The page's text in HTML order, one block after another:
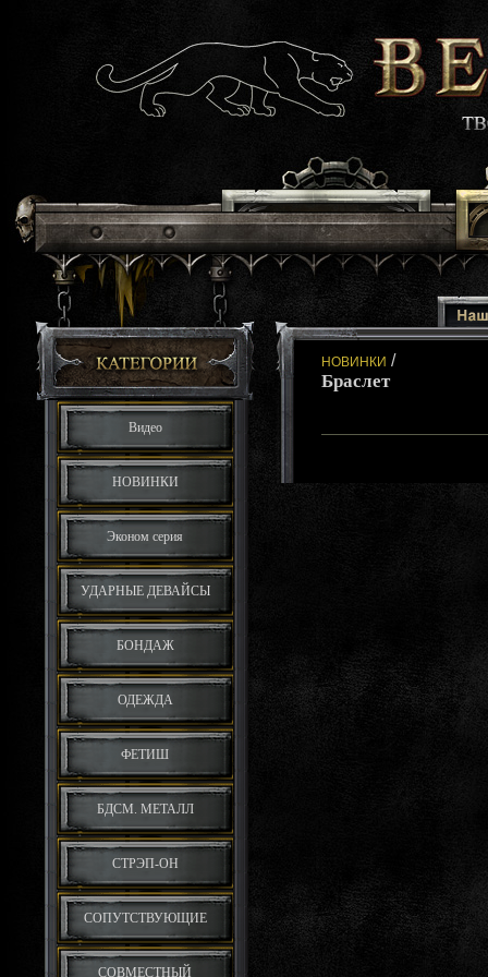
Видео
НОВИНКИ
Эконом серия
УДАРНЫЕ ДЕВАЙСЫ
БОНДАЖ
ОДЕЖДА
ФЕТИШ
БДСМ. МЕТАЛЛ
СТРЭП-ОН
СОПУТСТВУЮЩИЕ
СОВМЕСТНЫЙ
НОВИНКИ /
Браслет